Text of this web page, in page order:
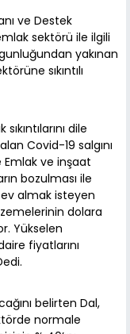
ve Destek
sektörü ile ilgili
yakınan
sıkıntılı
dile
Covid-19 salgını
Emlak ve inşaat
bozulması ile
almak isteyen
dolara
Yükselen
fiyatlarını
belirten Dal,
normale